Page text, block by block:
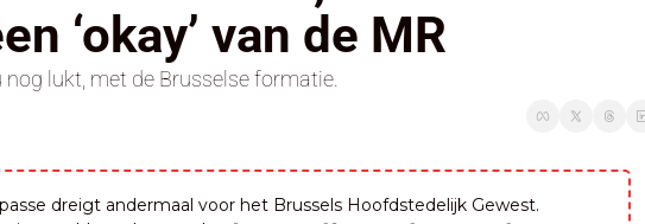
Bpost Hold-up
‘okay’ van de MR
lukt, met de Brusselse formatie.
dreigt andermaal voor het Brussels Hoofdstedelijk Gewest.